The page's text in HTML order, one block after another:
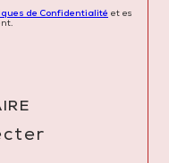
de Confidentialité et es